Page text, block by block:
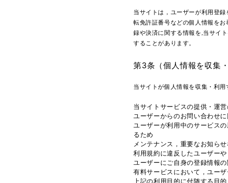
当サイトは，ユーザーが利用登
転免許証番号などの個人情報を
録や決済に関する情報を,当サイ
することがあります。
第3条（個人情報を収集
当サイトが個人情報を収集・利用
当サイトサービスの提供・運営
ユーザーからのお問い合わせ
ユーザーが利用中のサービス
るため
メンテナンス，重要なお知ら
利用規約に違反したユーザー
ユーザーにご自身の登録情報
有料サービスにおいて，ユー
上記の利用目的に付随する目的